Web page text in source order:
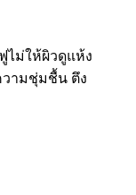
ไม่ให้ผิวดูแห้ง
วามชุ่มชื้น ตึง